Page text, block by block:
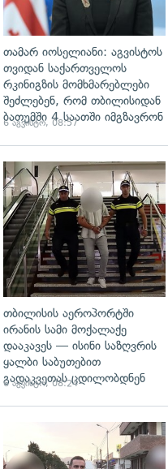
თამარ იოსელიანი: აგვისტოს
თვიდან საქართველოს
რკინიგზის მომხმარებლები
შეძლებენ, რომ თბილისიდან
ბათუმში 4 საათში იმგზავრონ
6 აგვისტო, 08:57
თბილისის აეროპორტში
ირანის სამი მოქალაქე
დააკავეს — ისინი საზღვრის
ყალბი საბუთებით
გადაკვეთას ცდილობდნენ
6 აგვისტო, 08:24